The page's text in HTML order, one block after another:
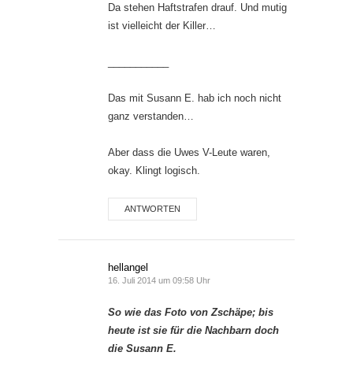
Da stehen Haftstrafen drauf. Und mutig
ist vielleicht der Killer…
Das mit Susann E. hab ich noch nicht
ganz verstanden…
Aber dass die Uwes V-Leute waren,
okay. Klingt logisch.
ANTWORTEN
hellangel
16. Juli 2014 um 09:58 Uhr
So wie das Foto von Zschäpe; bis
heute ist sie für die Nachbarn doch
die Susann E.